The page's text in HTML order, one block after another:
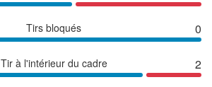
Tirs bloqués 0
Tir à l'intérieur du cadre 2